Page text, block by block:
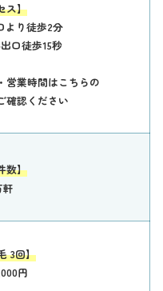
ス】
より徒歩2分
口徒歩15秒
業時間はこちらの
確認ください
数】
軒
3回】
円